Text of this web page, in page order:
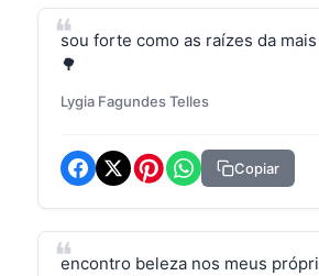
sou forte como as raízes da
🌳
Lygia Fagundes Telles
Copiar
encontro beleza nos meus